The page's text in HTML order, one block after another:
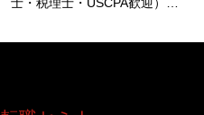
士・税理士・USCPA歓迎）…